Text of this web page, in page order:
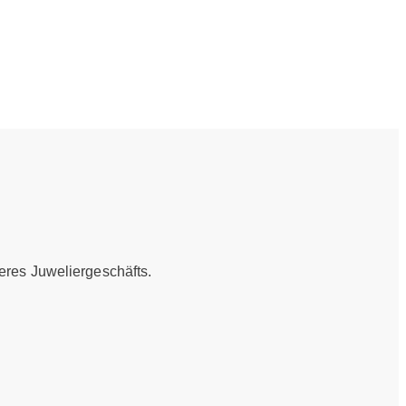
Juweliergeschäfts.